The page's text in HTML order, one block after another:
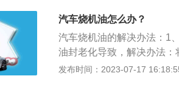
速公路或桥梁费的目的。
塞间隙变大：经常长期的运
的磨损，随着时间增长，
常说车辆使用久之后，需
用机油粘度过小的话，同样
动性，容易窜入到气缸内，
汽车烧机油怎么办？
汽车烧机油的解决办法：1
油封老化导致，解决办法
机油，在汽车达到正常温度
发布时间：2023-07-17